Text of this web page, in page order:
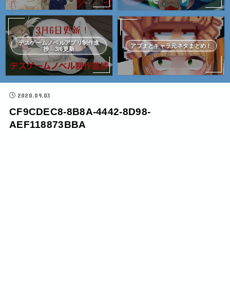
デスゲームノベルアプリ制作進
捗 3/6更新
アプまとキャラ元ネタまとめ！
2020.09.03
CF9CDEC8-8B8A-4442-8D98-
AEF118873BBA